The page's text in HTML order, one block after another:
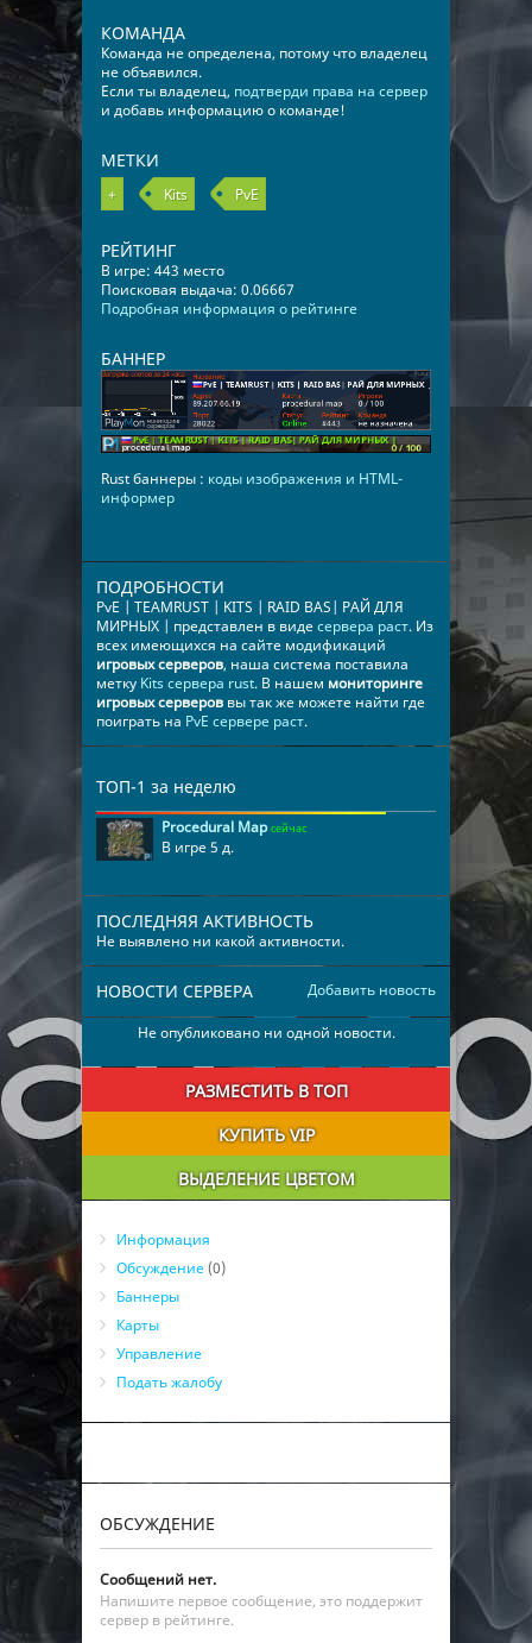
КОМАНДА
Команда не определена, потому что владелец
не объявился.
Если ты владелец, подтверди права на сервер
и добавь информацию о команде!
МЕТКИ
+ Kits PvE
РЕЙТИНГ
В игре: 443 место
Поисковая выдача: 0.06667
Подробная информация о рейтинге
БАННЕР
Rust баннеры : коды изображения и HTML-
информер
ПОДРОБНОСТИ
PvE | TEAMRUST | KITS | RAID BAS| РАЙ ДЛЯ
МИРНЫХ | представлен в видесервера раст. Из
всех имеющихся на сайте модификаций
игровых серверов, наша система поставила
метку Kits сервера rust. В нашем мониторинге
игровых серверов вы так же можете найти где
поиграть на PvE сервере раст.
ТОП-1 за неделю
Procedural Map сейчас
В игре 5 д.
ПОСЛЕДНЯЯ АКТИВНОСТЬ
Не выявлено ни какой активности.
Добавить новость
НОВОСТИ СЕРВЕРА
Не опубликовано ни одной новости.
РАЗМЕСТИТЬ В ТОП
КУПИТЬ VIP
ВЫДЕЛЕНИЕ ЦВЕТОМ
Информация
Обсуждение (0)
Баннеры
Карты
Управление
Подать жалобу
ОБСУЖДЕНИЕ
Сообщений нет.
Напишите первое сообщение, это поддержит
сервер в рейтинге.